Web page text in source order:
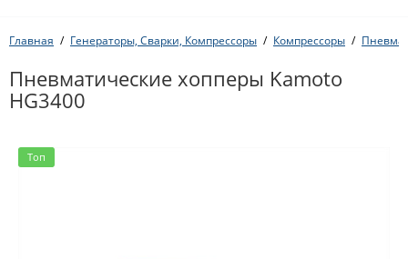
Главная Генераторы, Сварки, Компрессоры Компрессоры
Пневматические хопперы Kamoto
HG3400
Топ